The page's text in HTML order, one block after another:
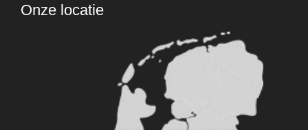
Onze locatie